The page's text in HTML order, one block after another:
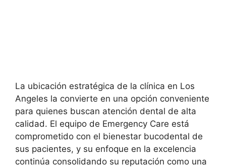
La ubicación estratégica de la clínica en Los
Angeles la convierte en una opción conveniente
para quienes buscan atención dental de alta
calidad. El equipo de Emergency Care está
comprometido con el bienestar bucodental de
sus pacientes, y su enfoque en la excelencia
continúa consolidando su reputación como una